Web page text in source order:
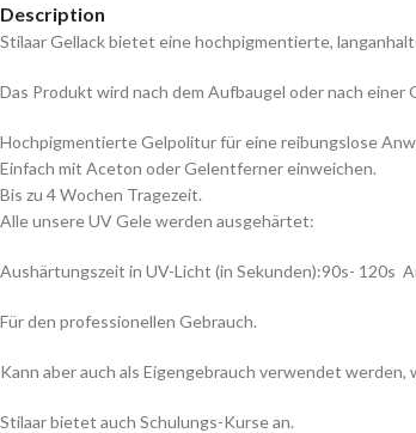
Description
Stilaar Gellack bietet eine hochpigmentierte,
Das Produkt wird nach dem Aufbaugel oder nach einer
Hochpigmentierte Gelpolitur für eine reibungslose
Einfach mit Aceton oder Gelentferner einweichen.
Bis zu 4 Wochen Tragezeit.
Alle unsere UV Gele werden ausgehärtet:
Aushärtungszeit in UV-Licht (in Sekunden):90s- 120s
Für den professionellen Gebrauch.
Kann aber auch als Eigengebrauch verwendet
Stilaar bietet auch Schulungs-Kurse an.